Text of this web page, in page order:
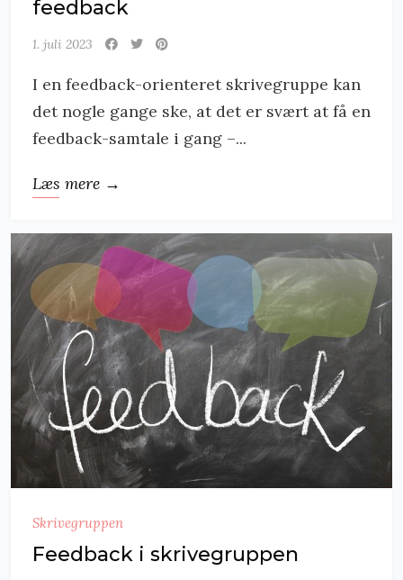
feedback
1. juli 2023
I en feedback-orienteret skrivegruppe kan
det nogle gange ske, at det er svært at få en
feedback-samtale i gang –...
Læs mere →
Skrivegruppen
Feedback i skrivegruppen